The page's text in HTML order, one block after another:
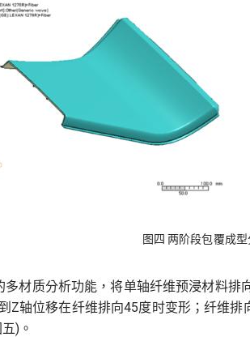
图四 两阶段包覆成
多材质分析功能，将单轴纤维预浸材料
Z轴位移在纤维排向45度时变形；纤维
)。